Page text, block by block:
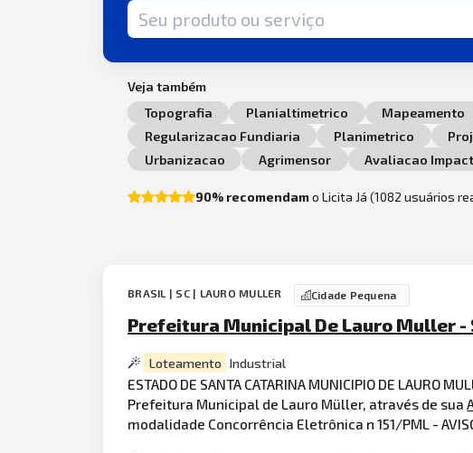
Termo de busca
Veja também
Topografia
Planialtimetrico Mapeamento
Regularizacao Fundiaria
Planimetrico
Urbanizacao
Agrimensor Avaliacao
90% recomendamo Licita Já (1082 usuários
BRASIL | SC | LAURO MULLER Cidade Pequena
Prefeitura Municipal De Lauro Muller -
Loteamento Industrial
ESTADO DE SANTA CATARINA MUNICIPIO DE LAURO
Prefeitura Municipal de Lauro Müller, através de sua
modalidade Concorrência Eletrônica n 151/PML - AVISO